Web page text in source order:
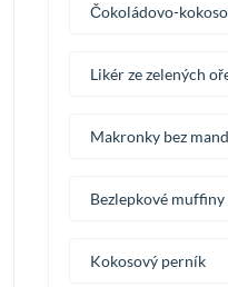
Čokoládovo-
Likér ze zelených
Makronky bez
Bezlepkové
Kokosový perník